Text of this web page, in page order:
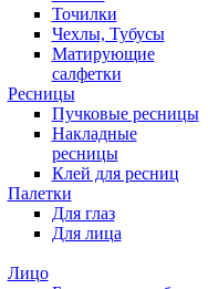
Точилки
Чехлы, Тубусы
Матирующие
салфетки
Ресницы
Пучковые ресницы
Накладные
ресницы
Клей для ресниц
Палетки
Для глаз
Для лица
Лицо